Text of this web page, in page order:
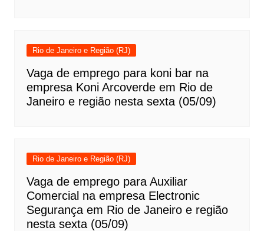
Rio de Janeiro e Região (RJ)
Vaga de emprego para koni bar na
empresa Koni Arcoverde em Rio de
Janeiro e região nesta sexta (05/09)
Rio de Janeiro e Região (RJ)
Vaga de emprego para Auxiliar
Comercial na empresa Electronic
Segurança em Rio de Janeiro e região
nesta sexta (05/09)